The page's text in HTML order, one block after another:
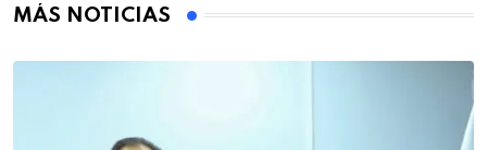
MÁS NOTICIAS